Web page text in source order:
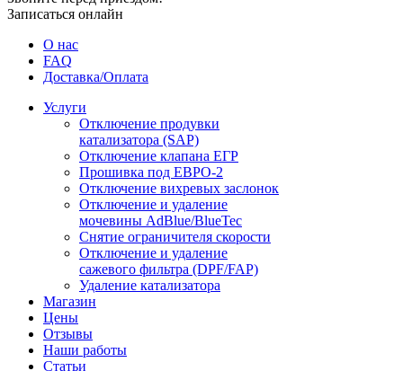
Записаться онлайн
О нас
FAQ
Доставка/Оплата
Услуги
Отключение продувки
катализатора (SAP)
Отключение клапана ЕГР
Прошивка под ЕВРО-2
Отключение вихревых заслонок
Отключение и удаление
мочевины AdBlue/BlueTec
Снятие ограничителя скорости
Отключение и удаление
сажевого фильтра (DPF/FAP)
Удаление катализатора
Магазин
Цены
Отзывы
Наши работы
Статьи